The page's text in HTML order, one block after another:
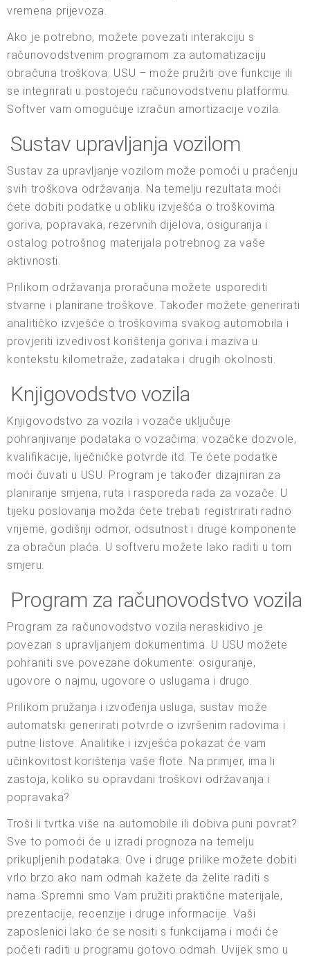
vremena prijevoza.
Ako je potrebno, možete povezati interakciju s
računovodstvenim programom za automatizaciju
obračuna troškova. USU – može pružiti ove funkcije ili
se integrirati u postojeću računovodstvenu platformu.
Softver vam omogućuje izračun amortizacije vozila.
Sustav upravljanja vozilom
Sustav za upravljanje vozilom može pomoći u praćenju
svih troškova održavanja. Na temelju rezultata moći
ćete dobiti podatke u obliku izvješća o troškovima
goriva, popravaka, rezervnih dijelova, osiguranja i
ostalog potrošnog materijala potrebnog za vaše
aktivnosti.
Prilikom održavanja proračuna možete usporediti
stvarne i planirane troškove. Također možete generirati
analitičko izvješće o troškovima svakog automobila i
provjeriti izvedivost korištenja goriva i maziva u
kontekstu kilometraže, zadataka i drugih okolnosti.
Knjigovodstvo vozila
Knjigovodstvo za vozila i vozače uključuje
pohranjivanje podataka o vozačima: vozačke dozvole,
kvalifikacije, liječničke potvrde itd. Te ćete podatke
moći čuvati u USU. Program je također dizajniran za
planiranje smjena, ruta i rasporeda rada za vozače. U
tijeku poslovanja možda ćete trebati registrirati radno
vrijeme, godišnji odmor, odsutnost i druge komponente
za obračun plaća. U softveru možete lako raditi u tom
smjeru.
Program za računovodstvo vozila
Program za računovodstvo vozila neraskidivo je
povezan s upravljanjem dokumentima. U USU možete
pohraniti sve povezane dokumente: osiguranje,
ugovore o najmu, ugovore o uslugama i drugo.
Prilikom pružanja i izvođenja usluga, sustav može
automatski generirati potvrde o izvršenim radovima i
putne listove. Analitike i izvješća pokazat će vam
učinkovitost korištenja vaše flote. Na primjer, ima li
zastoja, koliko su opravdani troškovi održavanja i
popravaka?
Troši li tvrtka više na automobile ili dobiva puni povrat?
Sve to pomoći će u izradi prognoza na temelju
prikupljenih podataka. Ove i druge prilike možete dobiti
vrlo brzo ako nam odmah kažete da želite raditi s
nama. Spremni smo Vam pružiti praktične materijale,
prezentacije, recenzije i druge informacije. Vaši
zaposlenici lako će se nositi s funkcijama i moći će
početi raditi u programu gotovo odmah. Uvijek smo u